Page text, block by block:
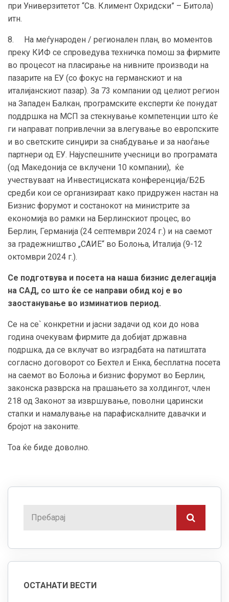
при Универзитетот “Св. Климент Охридски” – Битола)
итн.
8. На меѓународен / регионален план, во моментов
преку КИФ се спроведува техничка помош за фирмите
во процесот на пласирање на нивните производи на
пазарите на ЕУ (со фокус на германскиот и на
италијанскиот пазар). За 73 компании од целиот регион
на Западен Балкан, програмските експерти ќе понудат
поддршка на МСП за стекнување компетенции што ќе
ги направат попривлечни за влегување во европските
и во светските синџири за снабдување и за наоѓање
партнери од ЕУ. Најуспешните учесници во програмата
(од Македонија се вклучени 10 компании), ќе
учествуваат на Инвестициската конференција/Б2Б
средби кои се организираат како придружен настан на
Бизнис форумот и состанокот на министрите за
економија во рамки на Берлинскиот процес, во
Берлин, Германија (24 септември 2024 г.) и на саемот
за градежништво „САИЕ“ во Болоња, Италија (9-12
октомври 2024 г.).
Се подготвува и посета на наша бизнис делегација
на САД, со што ќе се направи обид кој е во
заостанување во изминатиов период.
Се на се` конкретни и јасни задачи од кои до нова
година очекувам фирмите да добијат државна
подршка, да се вклучат во изградбата на патиштата
согласно договорот со Бехтел и Енка, бесплатна посета
на саемот во Болоња и бизнис форумот во Берлин,
законска разврска на прашањето за холдингот, член
218 од Законот за извршување, поволни царински
стапки и намалување на парафискалните давачки и
бројот на законите.
Тоа ќе биде доволно.
ОСТАНАТИ ВЕСТИ